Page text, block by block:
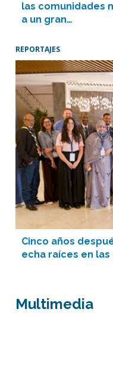
las comunidades
a un gran…
REPORTAJES
Cinco años
echa raíces en
Multimedia